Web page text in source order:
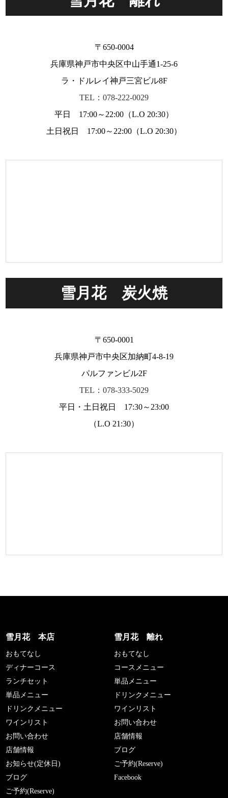
〒650-0004
兵庫県神戸市中央区中山手通1-25-6
ラ・ドルレイ神戸三宮ビル8F
TEL：078-222-0029
平日 17:00～22:00（L.O 20:30）
土日祝日 17:00～22:00（L.O 20:30）
雪月花 炭火焼
〒650-0001
兵庫県神戸市中央区加納町4-8-19
パルファンビル2F
TEL：078-333-5029
平日・土日祝日 17:30～23:00
（L.O 21:30）
雪月花 本店
おもてなし
ディナーコース
ランチセット
単品メニュー
ドリンクメニュー
ワインリスト
お問い合わせ
店舗情報
お知らせ(定休日)
ブログ
ご予約(Reserve)
雪月花 離れ
おもてなし
コースメニュー
単品メニュー
ドリンクメニュー
ワインリスト
お問い合わせ
店舗情報
ブログ
ご予約(Reserve)
Facebook